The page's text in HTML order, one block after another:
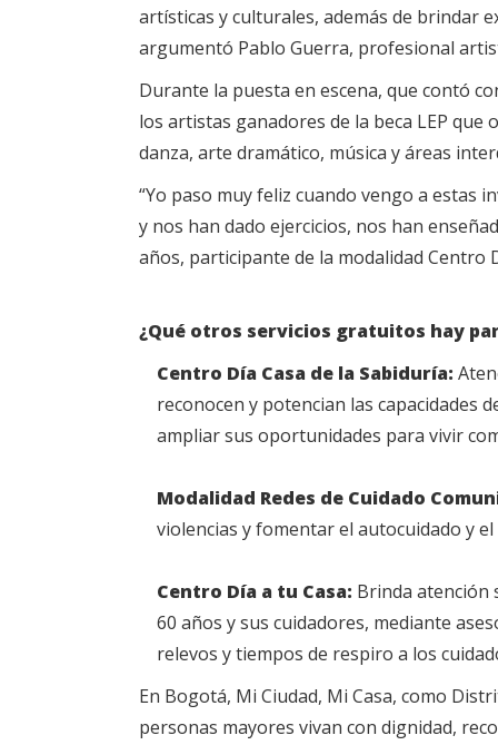
artísticas y culturales, además de brindar
argumentó Pablo Guerra, profesional
Durante la puesta en escena, que contó
los artistas ganadores de la beca LEP
danza, arte dramático, música y áreas
“Yo paso muy feliz cuando vengo a estas
y nos han dado ejercicios, nos han
años, participante de la modalidad Centro
¿Qué otros servicios gratuitos hay
Centro Día Casa de la Sabiduría:
reconocen y potencian las capacidades
ampliar sus oportunidades para vivir
Modalidad Redes de Cuidado
violencias y fomentar el autocuidado y
Centro Día a tu Casa: Brinda atención
60 años y sus cuidadores, mediante
relevos y tiempos de respiro a los
En Bogotá, Mi Ciudad, Mi Casa, como
personas mayores vivan con dignidad,